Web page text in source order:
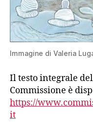
Immagine di Valeria
Il testo integrale
Commissione è
https://
it